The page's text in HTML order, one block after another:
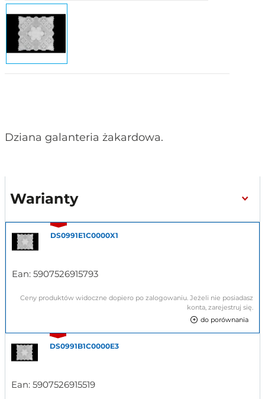
Dziana galanteria żakardowa.
Warianty
DS0991E1C0000X1
Ean: 5907526915793
Ceny produktów widoczne dopiero po zalogowaniu. Jeżeli nie posiadasz
konta, zarejestruj się.
do porównania
DS0991B1C0000E3
Ean: 5907526915519